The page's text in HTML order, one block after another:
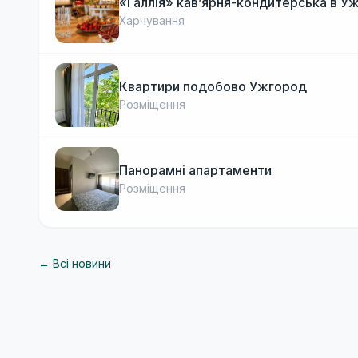
Харчування
Квартири подобово Ужгород
Розміщення
Панорамні апартаменти
Розміщення
← Всі новини